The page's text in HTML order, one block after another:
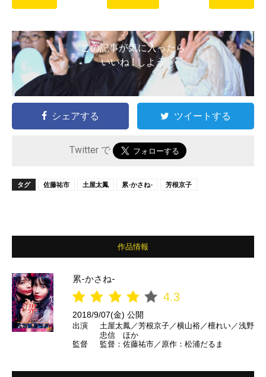
この記事が気に入ったら
いいね ! しよう
シェアする ツイートする
Twitter で
タグ 佐藤祐市 土屋太鳳 累-かさね- 芳根京子
作品情報
累-かさね-
4.3
2018/9/07(金) 公開
出演
土屋太鳳／芳根京子／横山裕／檀れい／浅野
忠信 ほか
監督
監督：佐藤祐市／原作：松浦だるま